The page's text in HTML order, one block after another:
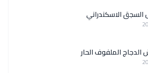
الاسكندراني
الملفوف الحار